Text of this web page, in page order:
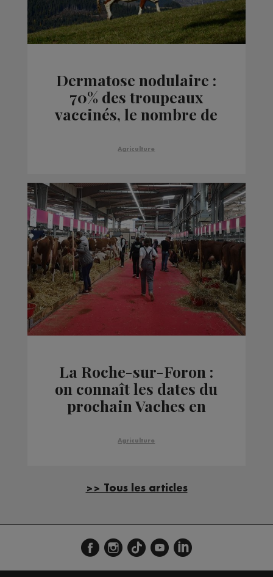
Dermatose nodulaire :
70% des troupeaux
vaccinés, le nombre de
Agriculture
La Roche-sur-Foron :
on connaît les dates du
prochain Vaches en
Agriculture
>> Tous les articles